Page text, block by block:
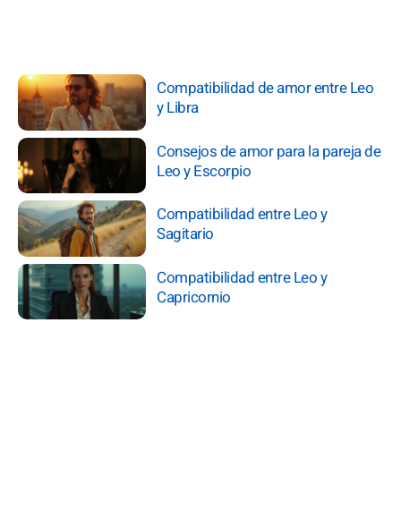
Compatibilidad de amor entre Leo
y Libra
Consejos de amor para la pareja de
Leo y Escorpio
Compatibilidad entre Leo y
Sagitario
Compatibilidad entre Leo y
Capricornio